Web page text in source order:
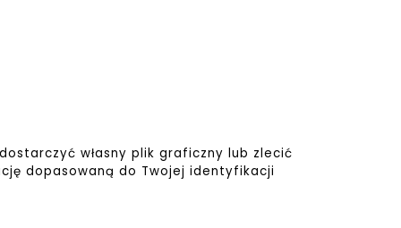
własny plik graficzny lub zlecić
dopasowaną do Twojej identyfikacji